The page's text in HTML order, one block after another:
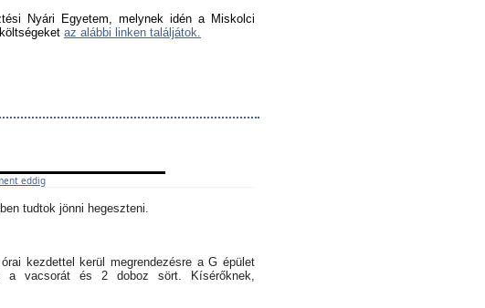
Nyári Egyetem, melynek idén a Miskolci
az alábbi linken találjátok.
eddig
tudtok jönni hegeszteni.
kezdettel kerül megrendezésre a G épület
a vacsorát és 2 doboz sört. Kísérőknek,